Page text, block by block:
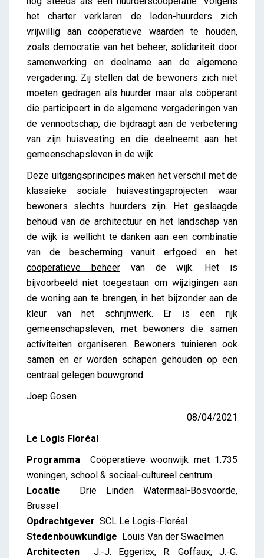
het charter verklaren de leden-huurders zich
vrijwillig aan coöperatieve waarden te houden,
zoals democratie van het beheer, solidariteit door
samenwerking en deelname aan de algemene
vergadering. Zij stellen dat de bewoners zich niet
moeten gedragen als huurder maar als coöperant
die participeert in de algemene vergaderingen van
de vennootschap, die bijdraagt aan de verbetering
van zijn huisvesting en die deelneemt aan het
gemeenschapsleven in de wijk.
Deze uitgangsprincipes maken het verschil met de
klassieke sociale huisvestingsprojecten waar
bewoners slechts huurders zijn. Het geslaagde
behoud van de architectuur en het landschap van
de wijk is wellicht te danken aan een combinatie
van de bescherming vanuit erfgoed en het
coöperatieve beheervan de wijk. Het is
bijvoorbeeld niet toegestaan om wijzigingen aan
de woning aan te brengen, in het bijzonder aan de
kleur van het schrijnwerk. Er is een rijk
gemeenschapsleven, met bewoners die samen
activiteiten organiseren. Bewoners tuinieren ook
samen en er worden schapen gehouden op een
centraal gelegen bouwgrond.
Joep Gosen
08/04/2021
Le Logis Floréal
Programma
Coöperatieve woonwijk met 1.735
woningen, school & sociaal-cultureel centrum
Locatie
Drie Linden Watermaal-Bosvoorde,
Brussel
Opdrachtgever SCL Le Logis-Floréal
Stedenbouwkundige Louis Van der Swaelmen
Architecten
J.-J. Eggericx, R. Goffaux, J.-G.